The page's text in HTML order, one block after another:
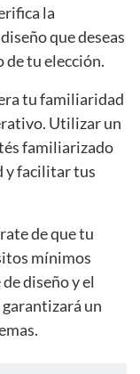
la
que deseas
tu elección.
tu familiaridad
Utilizar un
familiarizado
y facilitar tus
de que tu
mínimos
diseño y el
un